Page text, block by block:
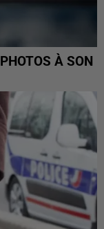
À SON